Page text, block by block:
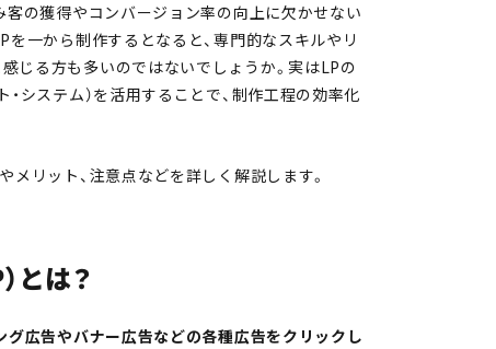
客の獲得やコンバージョン率の向上に欠かせない
一から制作するとなると、専門的なスキルやリ
じる方も多いのではないでしょうか。実はLPの
・システム）を活用することで、制作工程の効率化
リット、注意点などを詳しく解説します。
とは？
グ広告やバナー広告などの各種広告をクリックし